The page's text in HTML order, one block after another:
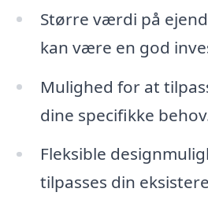
Større værdi på
kan være en god
Mulighed for at
dine specifikke
Fleksible
tilpasses din